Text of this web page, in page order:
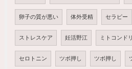
卵子の質が悪い 体外受精 セラピー
ストレスケア 妊活野江 ミトコンド
セロトニン ツボ押し ツボ押し